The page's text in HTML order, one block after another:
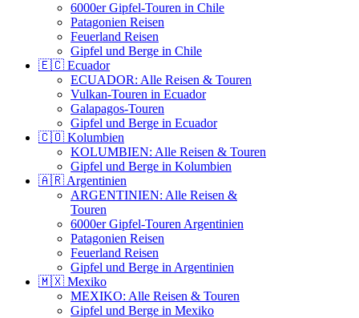
6000er Gipfel-Touren in Chile
Patagonien Reisen
Feuerland Reisen
Gipfel und Berge in Chile
🇪🇨 Ecuador
ECUADOR: Alle Reisen & Touren
Vulkan-Touren in Ecuador
Galapagos-Touren
Gipfel und Berge in Ecuador
🇨🇴 Kolumbien
KOLUMBIEN: Alle Reisen & Touren
Gipfel und Berge in Kolumbien
🇦🇷 Argentinien
ARGENTINIEN: Alle Reisen &
Touren
6000er Gipfel-Touren Argentinien
Patagonien Reisen
Feuerland Reisen
Gipfel und Berge in Argentinien
🇲🇽 Mexiko
MEXIKO: Alle Reisen & Touren
Gipfel und Berge in Mexiko